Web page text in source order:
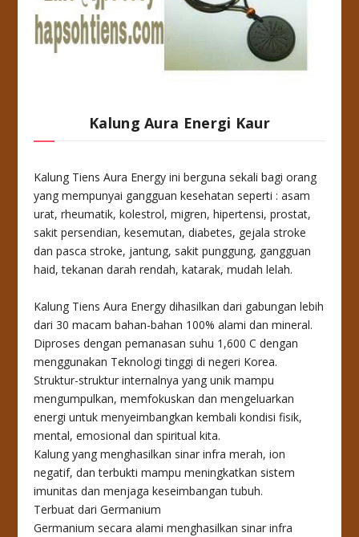
Kalung Aura Energi Kaur
Kalung Tiens Aura Energy ini berguna sekali bagi orang
yang mempunyai gangguan kesehatan seperti : asam
urat, rheumatik, kolestrol, migren, hipertensi, prostat,
sakit persendian, kesemutan, diabetes, gejala stroke
dan pasca stroke, jantung, sakit punggung, gangguan
haid, tekanan darah rendah, katarak, mudah lelah.
Kalung Tiens Aura Energy dihasilkan dari gabungan lebih
dari 30 macam bahan-bahan 100% alami dan mineral.
Diproses dengan pemanasan suhu 1,600 C dengan
menggunakan Teknologi tinggi di negeri Korea.
Struktur-struktur internalnya yang unik mampu
mengumpulkan, memfokuskan dan mengeluarkan
energi untuk menyeimbangkan kembali kondisi fisik,
mental, emosional dan spiritual kita.
Kalung yang menghasilkan sinar infra merah, ion
negatif, dan terbukti mampu meningkatkan sistem
imunitas dan menjaga keseimbangan tubuh.
Terbuat dari Germanium
Germanium secara alami menghasilkan sinar infra